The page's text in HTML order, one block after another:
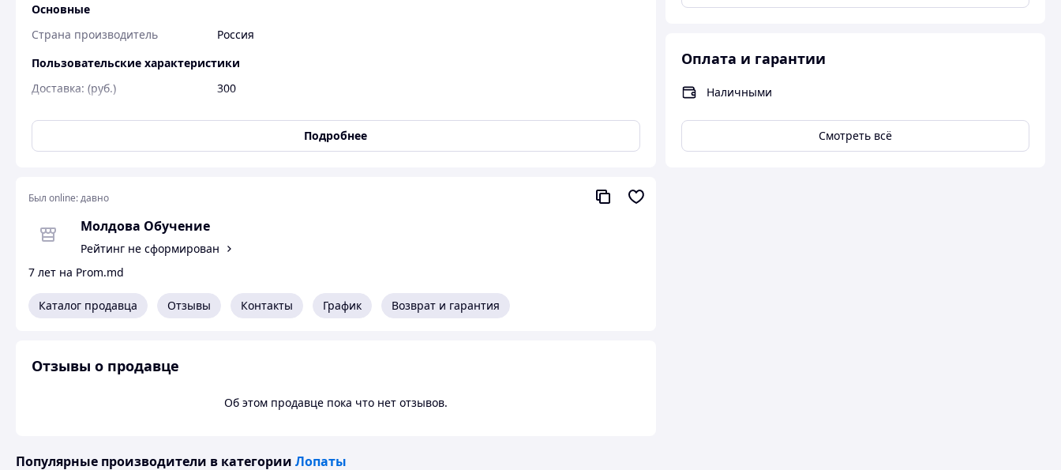
Оплата и гарантии
Наличными
Смотреть всё
Основные
Страна производитель
Россия
Пользовательские характеристики
Доставка: (руб.)
300
Подробнее
Был online:давно
Молдова Обучение
Рейтинг не сформирован
7 лет на Prom.md
Каталог продавца Отзывы Контакты График Возврат и гарантия
Отзывы о продавце
Об этом продавце пока что нет отзывов.
Популярные производители в категории Лопаты